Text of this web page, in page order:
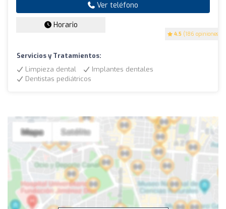
4.5 (186 opiniones)
Ver teléfono
Horario
Servicios y Tratamientos:
Limpieza dental
Implantes dentales
Dentistas pediátricos